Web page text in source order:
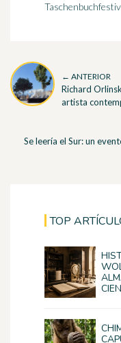
← ANTERIOR
Richard
artista
Se leería el Sur: un
TOP